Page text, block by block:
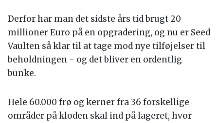
Derfor har man det sidste års tid brugt 20
millioner Euro på en opgradering, og nu er Seed
Vaulten så klar til at tage mod nye tilføjelser til
beholdningen - og det bliver en ordentlig
bunke.
Hele 60.000 frø og kerner fra 36 forskellige
områder på kloden skal ind på lageret, hvor